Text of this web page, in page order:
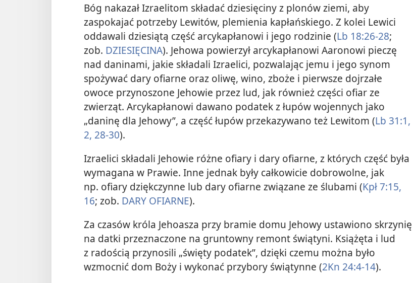
Bóg nakazał Izraelitom składać dziesięciny z plonów ziemi, aby
zaspokajać potrzeby Lewitów, plemienia kapłańskiego. Z kolei Lewici
oddawali dziesiątą część arcykapłanowi i jego rodzinie (Lb 18:26-28;
zob. DZIESIĘCINA). Jehowa powierzył arcykapłanowi Aaronowi pieczę
nad daninami, jakie składali Izraelici, pozwalając jemu i jego synom
spożywać dary ofiarne oraz oliwę, wino, zboże i pierwsze dojrzałe
owoce przynoszone Jehowie przez lud, jak również części ofiar ze
zwierząt. Arcykapłanowi dawano podatek z łupów wojennych jako
„daninę dla Jehowy”, a część łupów przekazywano też Lewitom (Lb 31:1,
2, 28-30).
Izraelici składali Jehowie różne ofiary i dary ofiarne, z których część była
wymagana w Prawie. Inne jednak były całkowicie dobrowolne, jak
np. ofiary dziękczynne lub dary ofiarne związane ze ślubami (Kpł 7:15,
16; zob. DARY OFIARNE).
Za czasów króla Jehoasza przy bramie domu Jehowy ustawiono skrzynię
na datki przeznaczone na gruntowny remont świątyni. Książęta i lud
z radością przynosili „święty podatek”, dzięki czemu można było
wzmocnić dom Boży i wykonać przybory świątynne (2Kn 24:4-14).